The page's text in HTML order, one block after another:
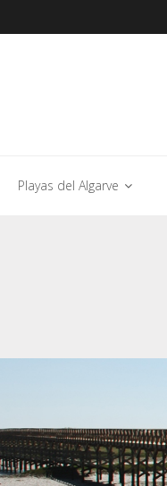
Playas del Algarve